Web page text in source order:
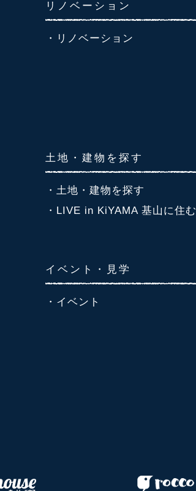
リノベーション
・リノベーション
土地・建物を探す
・土地・建物を探す
・LIVE in KiYAMA 基山に住む
イベント・見学
・イベント